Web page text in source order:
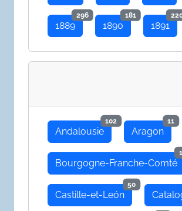
1889
296
1890
181
1891
Andalousie
102
Aragon
11
Bourgogne-Franche-Comté
Castille-et-León
50